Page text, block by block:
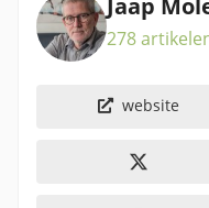
Jaap
278
website